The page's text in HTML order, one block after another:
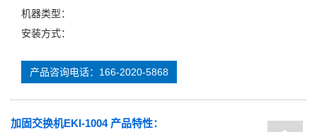
机器类型：
安装方式：
产品咨询电话：166-2020-5868
加固交换机EKI-1004 产品特性：